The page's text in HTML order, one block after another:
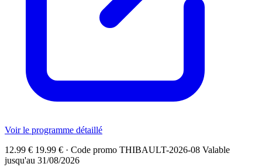
Voir le programme détaillé
12.99 € 19.99 € · Code promo THIBAULT-2026-08 Valable
jusqu'au 31/08/2026